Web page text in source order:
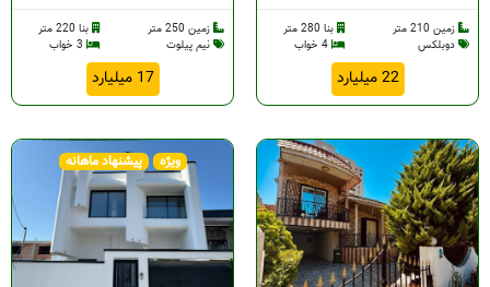
زمین 210 متر
بنا 280 متر
دوبلکس
22 میلیارد
زمین 250 متر
بنا 220 متر
نیم پیلوت
17 میلیارد
ویژه پیشنهاد ماهانه